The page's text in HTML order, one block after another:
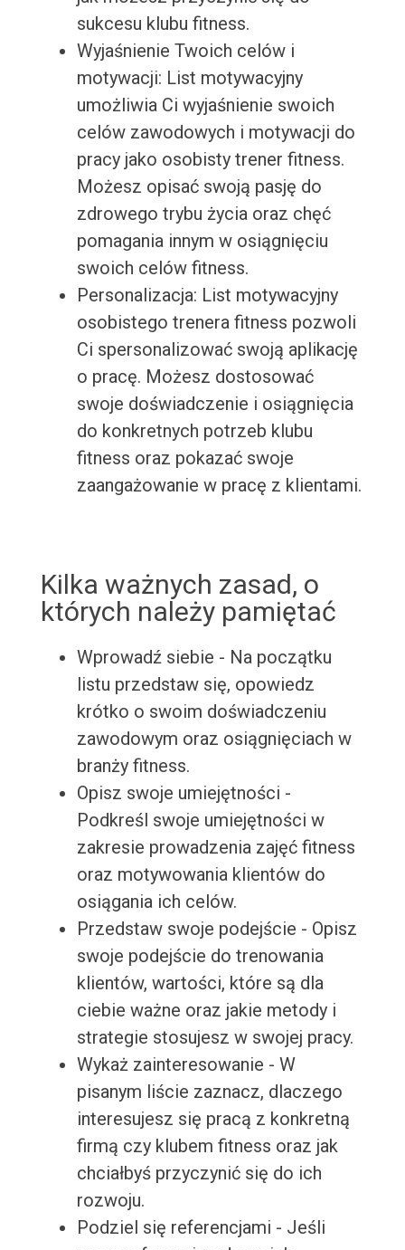
sukcesu klubu fitness.
Wyjaśnienie Twoich celów i
motywacji: List motywacyjny
umożliwia Ci wyjaśnienie swoich
celów zawodowych i motywacji do
pracy jako osobisty trener fitness.
Możesz opisać swoją pasję do
zdrowego trybu życia oraz chęć
pomagania innym w osiągnięciu
swoich celów fitness.
Personalizacja: List motywacyjny
osobistego trenera fitness pozwoli
Ci spersonalizować swoją aplikację
o pracę. Możesz dostosować
swoje doświadczenie i osiągnięcia
do konkretnych potrzeb klubu
fitness oraz pokazać swoje
zaangażowanie w pracę z klientami.
Kilka ważnych zasad, o
których należy pamiętać
Wprowadź siebie - Na początku
listu przedstaw się, opowiedz
krótko o swoim doświadczeniu
zawodowym oraz osiągnięciach w
branży fitness.
Opisz swoje umiejętności -
Podkreśl swoje umiejętności w
zakresie prowadzenia zajęć fitness
oraz motywowania klientów do
osiągania ich celów.
Przedstaw swoje podejście - Opisz
swoje podejście do trenowania
klientów, wartości, które są dla
ciebie ważne oraz jakie metody i
strategie stosujesz w swojej pracy.
Wykaż zainteresowanie - W
pisanym liście zaznacz, dlaczego
interesujesz się pracą z konkretną
firmą czy klubem fitness oraz jak
chciałbyś przyczynić się do ich
rozwoju.
Podziel się referencjami - Jeśli